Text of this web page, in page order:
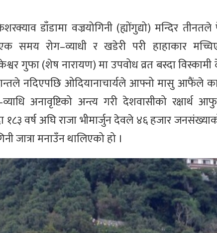
डाँडामा वज्रयोगिनी (ह्योंगुद्यो) मन्दिर
समय रोग–व्याधी र खडेरी परी हाहाकार
गुफा (शेष नारायण) मा उपवोध व्रत बस्दा विस्कामी
नदिएपछि ओदियानाचार्यले आफ्नो मासु आफैंले
अनावृष्टिको अन्त्य गरी देशवासीको रक्षार्थ
वर्ष अघि राजा भीमार्जुन देवले ४६ हजार
जात्रा मनाउँन थालिएको हो ।